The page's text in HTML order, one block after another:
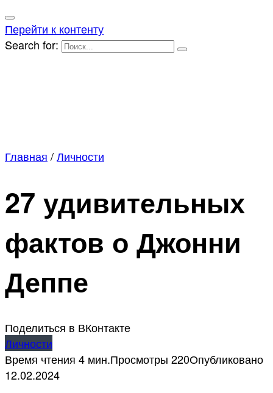
Перейти к контенту
Search for:
Главная /Личности
27 удивительных
фактов о Джонни
Деппе
Поделиться в ВКонтакте
Личности
Время чтения 4 мин.Просмотры 220Опубликовано
12.02.2024